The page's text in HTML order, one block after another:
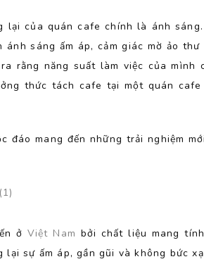
lại của quán cafe chính là ánh
sáng ấm áp, cảm giác mờ ảo thư
rằng năng suất làm việc của mình
thức tách cafe tại một quán cafe
đáo mang đến những trải nghiệm
ở Việt Nam bởi chất liệu mang
sự ấm áp, gần gũi và không bức